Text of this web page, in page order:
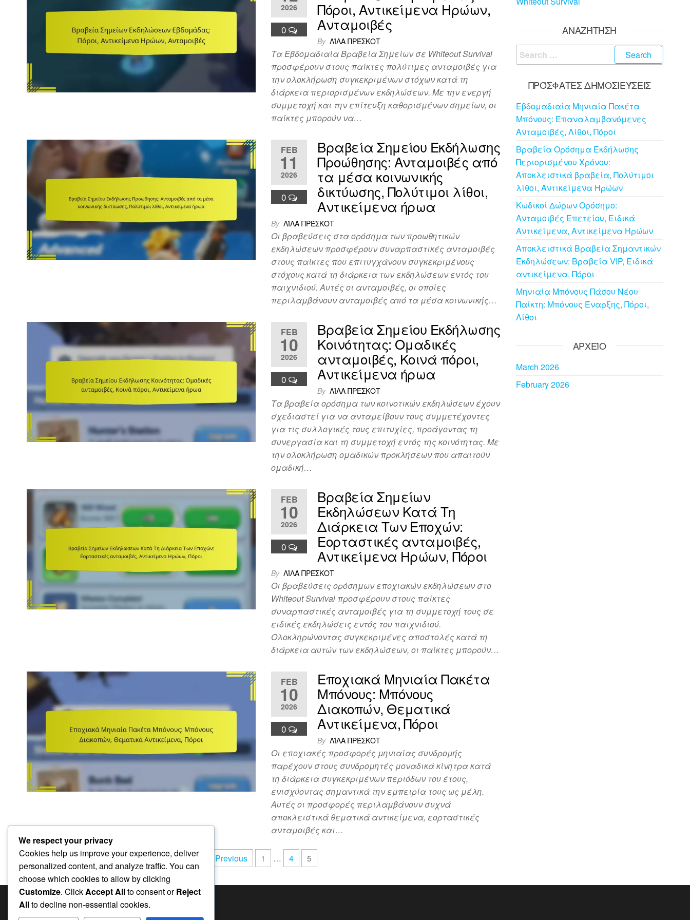
2026
0
Πόροι, Αντικείμενα Ηρώων,
Ανταμοιβές
By ΛΊΛΑ ΠΡΈΣΚΟΤ
Τα Εβδομαδιαία Βραβεία Σημείων σε Whiteout Survival
προσφέρουν στους παίκτες πολύτιμες ανταμοιβές για
την ολοκλήρωση συγκεκριμένων στόχων κατά τη
διάρκεια περιορισμένων εκδηλώσεων. Με την ενεργή
συμμετοχή και την επίτευξη καθορισμένων σημείων, οι
παίκτες μπορούν να…
FEB
11
2026
0
Βραβεία Σημείου Εκδήλωσης
Προώθησης: Ανταμοιβές από
τα μέσα κοινωνικής
δικτύωσης, Πολύτιμοι λίθοι,
Αντικείμενα ήρωα
By ΛΊΛΑ ΠΡΈΣΚΟΤ
Οι βραβεύσεις στα ορόσημα των προωθητικών
εκδηλώσεων προσφέρουν συναρπαστικές ανταμοιβές
στους παίκτες που επιτυγχάνουν συγκεκριμένους
στόχους κατά τη διάρκεια των εκδηλώσεων εντός του
παιχνιδιού. Αυτές οι ανταμοιβές, οι οποίες
περιλαμβάνουν ανταμοιβές από τα μέσα κοινωνικής…
FEB
10
2026
0
Βραβεία Σημείου Εκδήλωσης
Κοινότητας: Ομαδικές
ανταμοιβές, Κοινά πόροι,
Αντικείμενα ήρωα
By ΛΊΛΑ ΠΡΈΣΚΟΤ
Τα βραβεία ορόσημα των κοινοτικών εκδηλώσεων έχουν
σχεδιαστεί για να ανταμείβουν τους συμμετέχοντες
για τις συλλογικές τους επιτυχίες, προάγοντας τη
συνεργασία και τη συμμετοχή εντός της κοινότητας. Με
την ολοκλήρωση ομαδικών προκλήσεων που απαιτούν
ομαδική…
FEB
10
2026
0
Βραβεία Σημείων
Εκδηλώσεων Κατά Τη
Διάρκεια Των Εποχών:
Εορταστικές ανταμοιβές,
Αντικείμενα Ηρώων, Πόροι
By ΛΊΛΑ ΠΡΈΣΚΟΤ
Οι βραβεύσεις ορόσημων εποχιακών εκδηλώσεων στο
Whiteout Survival προσφέρουν στους παίκτες
συναρπαστικές ανταμοιβές για τη συμμετοχή τους σε
ειδικές εκδηλώσεις εντός του παιχνιδιού.
Ολοκληρώνοντας συγκεκριμένες αποστολές κατά τη
διάρκεια αυτών των εκδηλώσεων, οι παίκτες μπορούν…
FEB
10
2026
0
Εποχιακά Μηνιαία Πακέτα
Μπόνους: Μπόνους
Διακοπών, Θεματικά
Αντικείμενα, Πόροι
By ΛΊΛΑ ΠΡΈΣΚΟΤ
Οι εποχιακές προσφορές μηνιαίας συνδρομής
παρέχουν στους συνδρομητές μοναδικά κίνητρα κατά
τη διάρκεια συγκεκριμένων περιόδων του έτους,
ενισχύοντας σημαντικά την εμπειρία τους ως μέλη.
Αυτές οι προσφορές περιλαμβάνουν συχνά
αποκλειστικά θεματικά αντικείμενα, εορταστικές
ανταμοιβές και…
Posts
pagination
Previous 1 … 4 5
ΑΝΑΖΉΤΗΣΗ
Search
for:
ΠΡΌΣΦΑΤΕΣ ΔΗΜΟΣΙΕΎΣΕΙΣ
Εβδομαδιαία Μηνιαία Πακέτα
Μπόνους: Επαναλαμβανόμενες
Ανταμοιβές, Λίθοι, Πόροι
Βραβεία Ορόσημα Εκδήλωσης
Περιορισμένου Χρόνου:
Αποκλειστικά βραβεία, Πολύτιμοι
λίθοι, Αντικείμενα Ηρώων
Κωδικοί Δώρων Ορόσημο:
Ανταμοιβές Επετείου, Ειδικά
Αντικείμενα, Αντικείμενα Ηρώων
Αποκλειστικά Βραβεία Σημαντικών
Εκδηλώσεων: Βραβεία VIP, Ειδικά
αντικείμενα, Πόροι
Μηνιαία Μπόνους Πάσου Νέου
Παίκτη: Μπόνους Έναρξης, Πόροι,
Λίθοι
ΑΡΧΕΊΟ
March 2026
February 2026
ΑΝΑΖΉΤΗΣΗ
We respect your privacy
Cookies help us improve your experience, deliver
personalized content, and analyze traffic. You can
choose which cookies to allow by clicking
Customize. ClickAccept Allto consent orReject
Allto decline non-essential cookies.